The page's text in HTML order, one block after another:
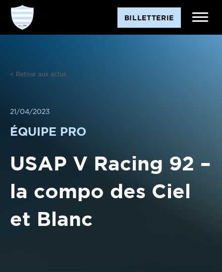
Aller
contenu
BILLETTERIE
< Retour aux actus
21/04/2023
ÉQUIPE PRO
USAP V Racing 92 –
la compo des Ciel
et Blanc